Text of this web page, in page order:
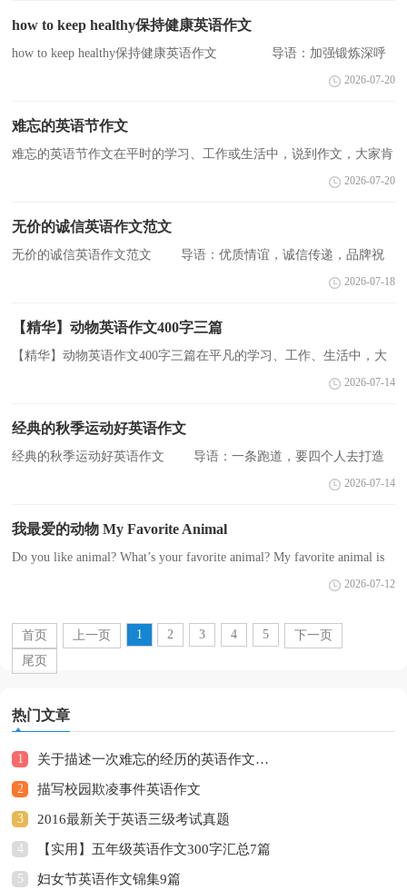
how to keep healthy保持健康英语作文
how to keep healthy保持健康英语作文 导语：加强锻炼深呼
吸，相信自我免疫力。紫菜淡菊与鸭梨，新鲜清洁即可食。张弛有度
2026-07-20
难忘的英语节作文
难忘的英语节作文在平时的学习、工作或生活中，说到作文，大家肯
定都不陌生吧，作文是人们把记忆中所存储的有关知识、经验和思想
2026-07-20
无价的诚信英语作文范文
无价的诚信英语作文范文 导语：优质情谊，诚信传递，品牌祝
福，永不外期。护消费者权益保护日，只想告诉你，即使神马都是假
2026-07-18
【精华】动物英语作文400字三篇
【精华】动物英语作文400字三篇在平凡的学习、工作、生活中，大
家都写过作文，肯定对各类作文都很熟悉吧，作文是人们把记忆中所
2026-07-14
经典的秋季运动好英语作文
经典的秋季运动好英语作文 导语：一条跑道，要四个人去打造
一个信念，要四个人去拼搏每次交接都是信任的传递每次交接都是永
2026-07-14
我最爱的动物 My Favorite Animal
Do you like animal? What’s your favorite animal? My favorite animal is
monkey. It is lovely and clever. People always say that our human beings
2026-07-12
首页 上一页 1 2 3 4 5
下一页
尾页
热门文章
1 关于描述一次难忘的经历的英语作文An Unforgettable Experience
2 描写校园欺凌事件英语作文
3 2016最新关于英语三级考试真题
4 【实用】五年级英语作文300字汇总7篇
5 妇女节英语作文锦集9篇